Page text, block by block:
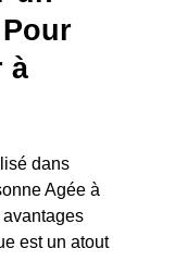
à
dans
Agée à
est un atout